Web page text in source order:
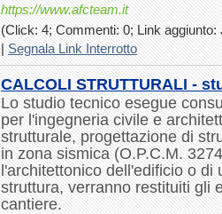
https://www.afcteam.it
(Click: 4; Commenti: 0; Link aggiunto:
|Segnala Link Interrotto
CALCOLI STRUTTURALI -
Lo studio tecnico esegue
per l'ingegneria civile e
strutturale, progettazione di
in zona sismica (O.P.C.M.
l'architettonico dell'edificio o di
struttura, verranno restituiti gli
cantiere.